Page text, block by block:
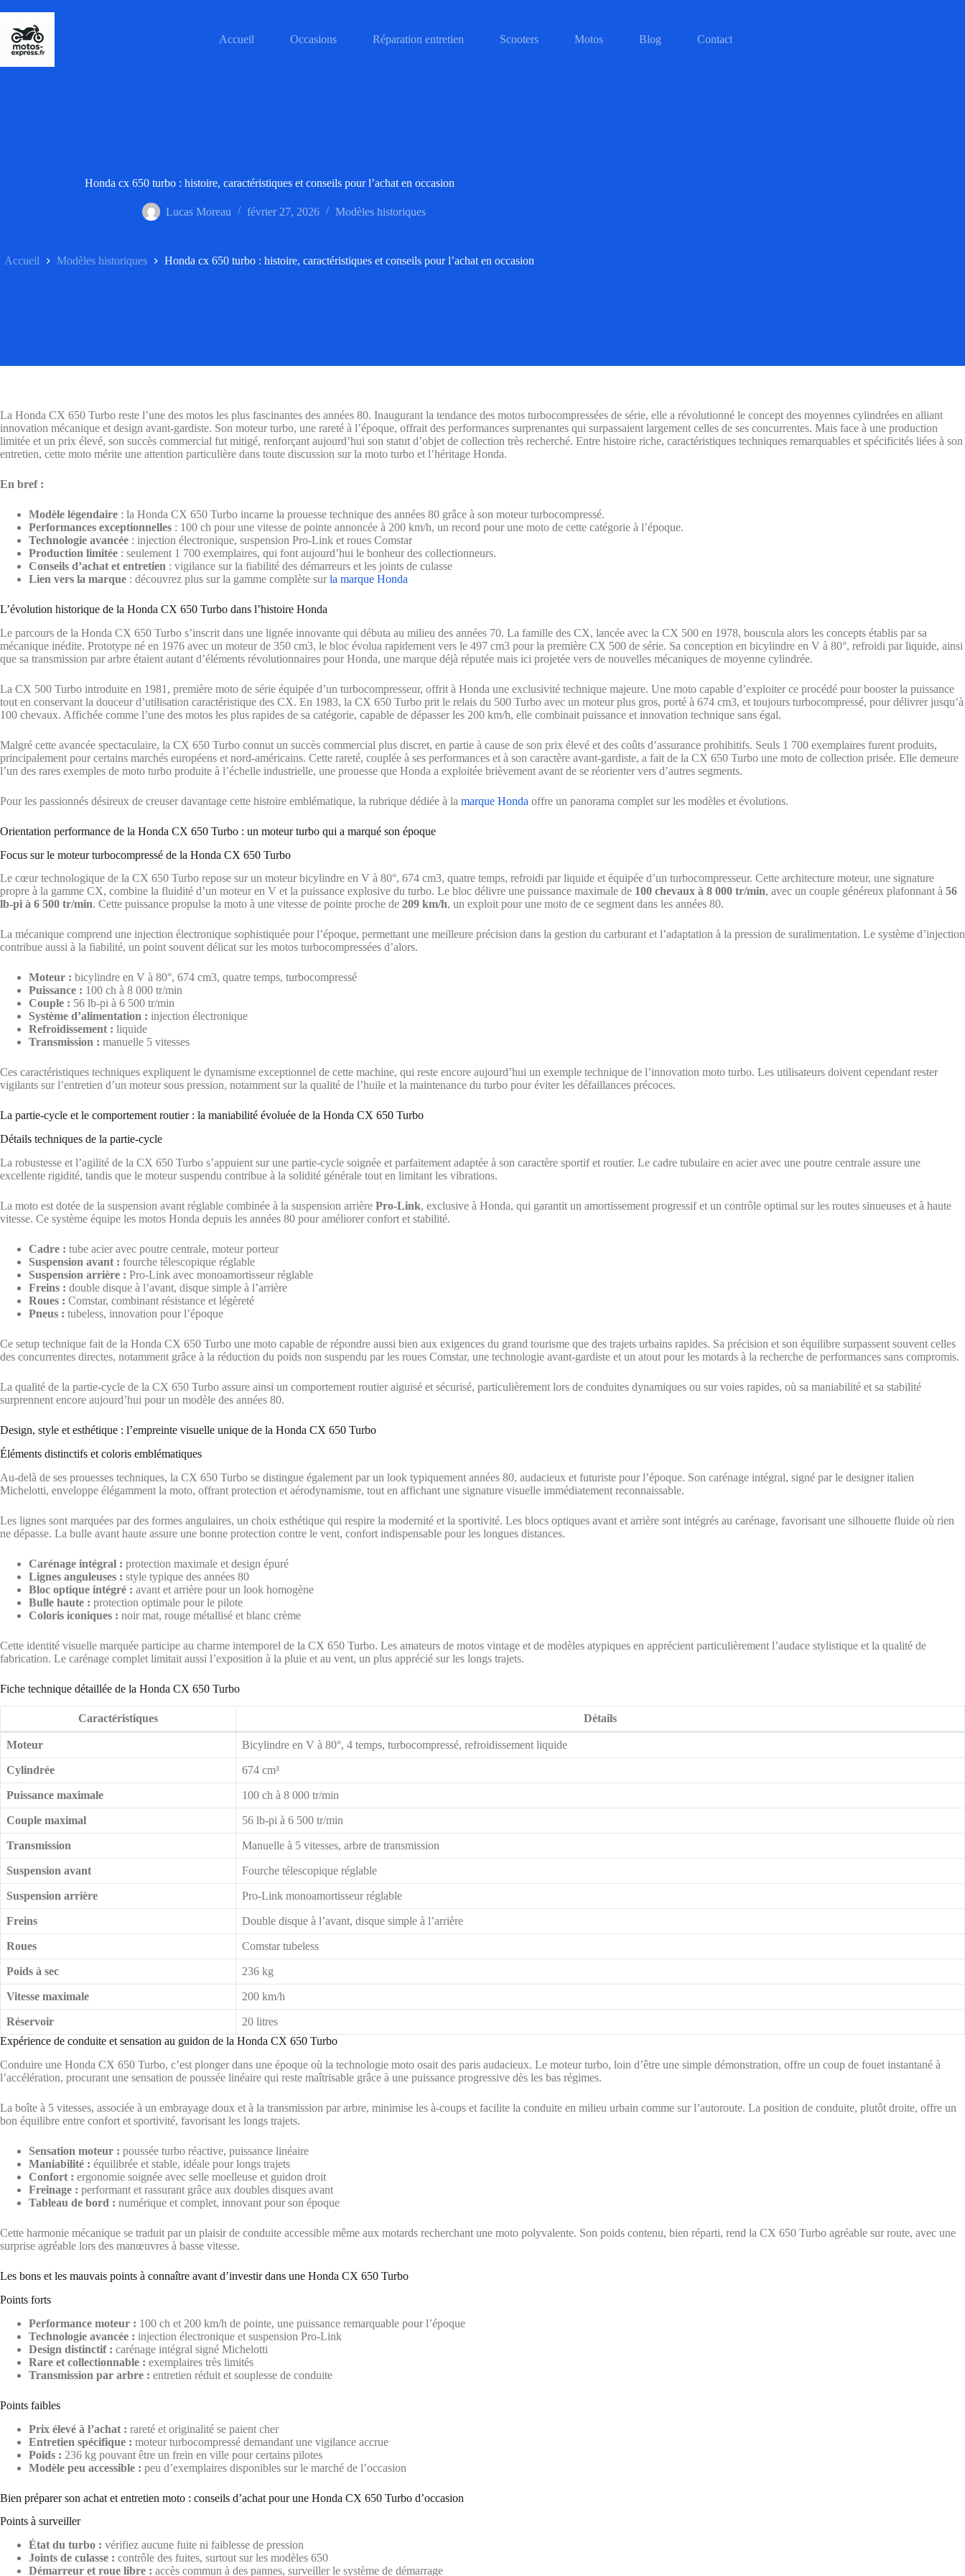
contenu
Accueil Occasions Réparation entretien Scooters Motos Blog Contact
Honda cx 650 turbo : histoire, caractéristiques et conseils pour l’achat en occasion
Lucas Moreau février 27, 2026 Modèles historiques
Accueil Modèles historiques Honda cx 650 turbo : histoire, caractéristiques et conseils pour l’achat en occasion
La Honda CX 650 Turbo reste l’une des motos les plus fascinantes des années 80. Inaugurant la tendance des motos turbocompressées de série, elle a révolutionné le concept des moyennes cylindrées en alliant
innovation mécanique et design avant-gardiste. Son moteur turbo, une rareté à l’époque, offrait des performances surprenantes qui surpassaient largement celles de ses concurrentes. Mais face à une production
limitée et un prix élevé, son succès commercial fut mitigé, renforçant aujourd’hui son statut d’objet de collection très recherché. Entre histoire riche, caractéristiques techniques remarquables et spécificités liées à son
entretien, cette moto mérite une attention particulière dans toute discussion sur la moto turbo et l’héritage Honda.
En bref :
Modèle légendaire : la Honda CX 650 Turbo incarne la prouesse technique des années 80 grâce à son moteur turbocompressé.
Performances exceptionnelles : 100 ch pour une vitesse de pointe annoncée à 200 km/h, un record pour une moto de cette catégorie à l’époque.
Technologie avancée : injection électronique, suspension Pro-Link et roues Comstar
Production limitée : seulement 1 700 exemplaires, qui font aujourd’hui le bonheur des collectionneurs.
Conseils d’achat et entretien : vigilance sur la fiabilité des démarreurs et les joints de culasse
Lien vers la marque : découvrez plus sur la gamme complète surla marque Honda
L’évolution historique de la Honda CX 650 Turbo dans l’histoire Honda
Le parcours de la Honda CX 650 Turbo s’inscrit dans une lignée innovante qui débuta au milieu des années 70. La famille des CX, lancée avec la CX 500 en 1978, bouscula alors les concepts établis par sa
mécanique inédite. Prototype né en 1976 avec un moteur de 350 cm3, le bloc évolua rapidement vers le 497 cm3 pour la première CX 500 de série. Sa conception en bicylindre en V à 80°, refroidi par liquide, ainsi
que sa transmission par arbre étaient autant d’éléments révolutionnaires pour Honda, une marque déjà réputée mais ici projetée vers de nouvelles mécaniques de moyenne cylindrée.
La CX 500 Turbo introduite en 1981, première moto de série équipée d’un turbocompresseur, offrit à Honda une exclusivité technique majeure. Une moto capable d’exploiter ce procédé pour booster la puissance
tout en conservant la douceur d’utilisation caractéristique des CX. En 1983, la CX 650 Turbo prit le relais du 500 Turbo avec un moteur plus gros, porté à 674 cm3, et toujours turbocompressé, pour délivrer jusqu’à
100 chevaux. Affichée comme l’une des motos les plus rapides de sa catégorie, capable de dépasser les 200 km/h, elle combinait puissance et innovation technique sans égal.
Malgré cette avancée spectaculaire, la CX 650 Turbo connut un succès commercial plus discret, en partie à cause de son prix élevé et des coûts d’assurance prohibitifs. Seuls 1 700 exemplaires furent produits,
principalement pour certains marchés européens et nord-américains. Cette rareté, couplée à ses performances et à son caractère avant-gardiste, a fait de la CX 650 Turbo une moto de collection prisée. Elle demeure
l’un des rares exemples de moto turbo produite à l’échelle industrielle, une prouesse que Honda a exploitée brièvement avant de se réorienter vers d’autres segments.
Pour les passionnés désireux de creuser davantage cette histoire emblématique, la rubrique dédiée à la marque Honda offre un panorama complet sur les modèles et évolutions.
Orientation performance de la Honda CX 650 Turbo : un moteur turbo qui a marqué son époque
Focus sur le moteur turbocompressé de la Honda CX 650 Turbo
Le cœur technologique de la CX 650 Turbo repose sur un moteur bicylindre en V à 80°, 674 cm3, quatre temps, refroidi par liquide et équipée d’un turbocompresseur. Cette architecture moteur, une signature
propre à la gamme CX, combine la fluidité d’un moteur en V et la puissance explosive du turbo. Le bloc délivre une puissance maximale de 100 chevaux à 8 000 tr/min, avec un couple généreux plafonnant à 56
lb-pi à 6 500 tr/min. Cette puissance propulse la moto à une vitesse de pointe proche de 209 km/h, un exploit pour une moto de ce segment dans les années 80.
La mécanique comprend une injection électronique sophistiquée pour l’époque, permettant une meilleure précision dans la gestion du carburant et l’adaptation à la pression de suralimentation. Le système d’injection
contribue aussi à la fiabilité, un point souvent délicat sur les motos turbocompressées d’alors.
Moteur : bicylindre en V à 80°, 674 cm3, quatre temps, turbocompressé
Puissance : 100 ch à 8 000 tr/min
Couple : 56 lb-pi à 6 500 tr/min
Système d’alimentation : injection électronique
Refroidissement : liquide
Transmission : manuelle 5 vitesses
Ces caractéristiques techniques expliquent le dynamisme exceptionnel de cette machine, qui reste encore aujourd’hui un exemple technique de l’innovation moto turbo. Les utilisateurs doivent cependant rester
vigilants sur l’entretien d’un moteur sous pression, notamment sur la qualité de l’huile et la maintenance du turbo pour éviter les défaillances précoces.
La partie-cycle et le comportement routier : la maniabilité évoluée de la Honda CX 650 Turbo
Détails techniques de la partie-cycle
La robustesse et l’agilité de la CX 650 Turbo s’appuient sur une partie-cycle soignée et parfaitement adaptée à son caractère sportif et routier. Le cadre tubulaire en acier avec une poutre centrale assure une
excellente rigidité, tandis que le moteur suspendu contribue à la solidité générale tout en limitant les vibrations.
La moto est dotée de la suspension avant réglable combinée à la suspension arrière Pro-Link, exclusive à Honda, qui garantit un amortissement progressif et un contrôle optimal sur les routes sinueuses et à haute
vitesse. Ce système équipe les motos Honda depuis les années 80 pour améliorer confort et stabilité.
Cadre : tube acier avec poutre centrale, moteur porteur
Suspension avant : fourche télescopique réglable
Suspension arrière : Pro-Link avec monoamortisseur réglable
Freins : double disque à l’avant, disque simple à l’arrière
Roues : Comstar, combinant résistance et légèreté
Pneus : tubeless, innovation pour l’époque
Ce setup technique fait de la Honda CX 650 Turbo une moto capable de répondre aussi bien aux exigences du grand tourisme que des trajets urbains rapides. Sa précision et son équilibre surpassent souvent celles
des concurrentes directes, notamment grâce à la réduction du poids non suspendu par les roues Comstar, une technologie avant-gardiste et un atout pour les motards à la recherche de performances sans compromis.
La qualité de la partie-cycle de la CX 650 Turbo assure ainsi un comportement routier aiguisé et sécurisé, particulièrement lors de conduites dynamiques ou sur voies rapides, où sa maniabilité et sa stabilité
surprennent encore aujourd’hui pour un modèle des années 80.
Design, style et esthétique : l’empreinte visuelle unique de la Honda CX 650 Turbo
Éléments distinctifs et coloris emblématiques
Au-delà de ses prouesses techniques, la CX 650 Turbo se distingue également par un look typiquement années 80, audacieux et futuriste pour l’époque. Son carénage intégral, signé par le designer italien
Michelotti, enveloppe élégamment la moto, offrant protection et aérodynamisme, tout en affichant une signature visuelle immédiatement reconnaissable.
Les lignes sont marquées par des formes angulaires, un choix esthétique qui respire la modernité et la sportivité. Les blocs optiques avant et arrière sont intégrés au carénage, favorisant une silhouette fluide où rien
ne dépasse. La bulle avant haute assure une bonne protection contre le vent, confort indispensable pour les longues distances.
Carénage intégral : protection maximale et design épuré
Lignes anguleuses : style typique des années 80
Bloc optique intégré : avant et arrière pour un look homogène
Bulle haute : protection optimale pour le pilote
Coloris iconiques : noir mat, rouge métallisé et blanc crème
Cette identité visuelle marquée participe au charme intemporel de la CX 650 Turbo. Les amateurs de motos vintage et de modèles atypiques en apprécient particulièrement l’audace stylistique et la qualité de
fabrication. Le carénage complet limitait aussi l’exposition à la pluie et au vent, un plus apprécié sur les longs trajets.
Fiche technique détaillée de la Honda CX 650 Turbo
Caractéristiques Détails
Moteur Bicylindre en V à 80°, 4 temps, turbocompressé, refroidissement liquide
Cylindrée 674 cm³
Puissance maximale 100 ch à 8 000 tr/min
Couple maximal 56 lb-pi à 6 500 tr/min
Transmission Manuelle à 5 vitesses, arbre de transmission
Suspension avant Fourche télescopique réglable
Suspension arrière Pro-Link monoamortisseur réglable
Freins Double disque à l’avant, disque simple à l’arrière
Roues Comstar tubeless
Poids à sec 236 kg
Vitesse maximale 200 km/h
Réservoir
20 litres
Expérience de conduite et sensation au guidon de la Honda CX 650 Turbo
Conduire une Honda CX 650 Turbo, c’est plonger dans une époque où la technologie moto osait des paris audacieux. Le moteur turbo, loin d’être une simple démonstration, offre un coup de fouet instantané à
l’accélération, procurant une sensation de poussée linéaire qui reste maîtrisable grâce à une puissance progressive dès les bas régimes.
La boîte à 5 vitesses, associée à un embrayage doux et à la transmission par arbre, minimise les à-coups et facilite la conduite en milieu urbain comme sur l’autoroute. La position de conduite, plutôt droite, offre un
bon équilibre entre confort et sportivité, favorisant les longs trajets.
Sensation moteur : poussée turbo réactive, puissance linéaire
Maniabilité : équilibrée et stable, idéale pour longs trajets
Confort : ergonomie soignée avec selle moelleuse et guidon droit
Freinage : performant et rassurant grâce aux doubles disques avant
Tableau de bord : numérique et complet, innovant pour son époque
Cette harmonie mécanique se traduit par un plaisir de conduite accessible même aux motards recherchant une moto polyvalente. Son poids contenu, bien réparti, rend la CX 650 Turbo agréable sur route, avec une
surprise agréable lors des manœuvres à basse vitesse.
Les bons et les mauvais points à connaître avant d’investir dans une Honda CX 650 Turbo
Points forts
Performance moteur : 100 ch et 200 km/h de pointe, une puissance remarquable pour l’époque
Technologie avancée : injection électronique et suspension Pro-Link
Design distinctif : carénage intégral signé Michelotti
Rare et collectionnable : exemplaires très limités
Transmission par arbre : entretien réduit et souplesse de conduite
Points faibles
Prix élevé à l’achat : rareté et originalité se paient cher
Entretien spécifique : moteur turbocompressé demandant une vigilance accrue
Poids : 236 kg pouvant être un frein en ville pour certains pilotes
Modèle peu accessible : peu d’exemplaires disponibles sur le marché de l’occasion
Bien préparer son achat et entretien moto : conseils d’achat pour une Honda CX 650 Turbo d’occasion
Points à surveiller
État du turbo : vérifiez aucune fuite ni faiblesse de pression
Joints de culasse : contrôle des fuites, surtout sur les modèles 650
Démarreur et roue libre : accès commun à des pannes, surveiller le système de démarrage